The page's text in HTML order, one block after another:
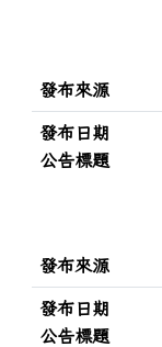
發布來源
發布日期
公告標題
發布來源
發布日期
公告標題